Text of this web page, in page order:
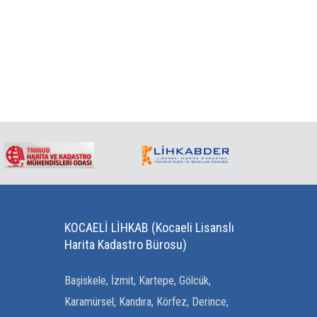
KOCAELİ LİHKAB (Kocaeli Lisanslı
Harita Kadastro Bürosu)
Başiskele, İzmit, Kartepe, Gölcük,
Karamürsel, Kandıra, Körfez, Derince,